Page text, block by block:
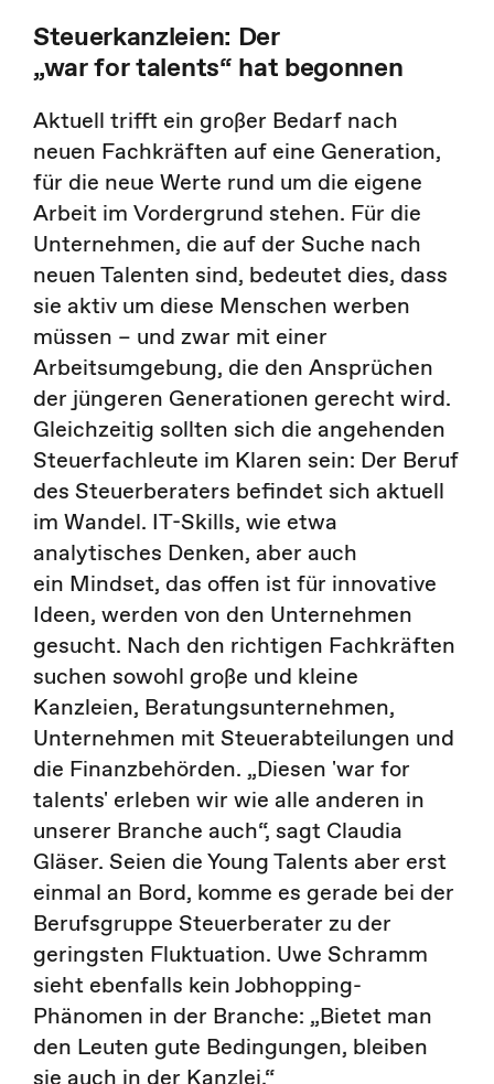
Steuerkanzleien: Der
„war for talents“ hat begonnen
Aktuell trifft ein großer Bedarf nach
neuen Fachkräften auf eine Generation,
für die neue Werte rund um die eigene
Arbeit im Vordergrund stehen. Für die
Unternehmen, die auf der Suche nach
neuen Talenten sind, bedeutet dies, dass
sie aktiv um diese Menschen werben
müssen – und zwar mit einer
Arbeitsumgebung, die den Ansprüchen
der jüngeren Generationen gerecht wird.
Gleichzeitig sollten sich die angehenden
Steuerfachleute im Klaren sein: Der Beruf
des Steuerberaters befindet sich aktuell
im Wandel. IT-Skills, wie etwa
analytisches Denken, aber auch
ein Mindset, das offen ist für innovative
Ideen, werden von den Unternehmen
gesucht. Nach den richtigen Fachkräften
suchen sowohl große und kleine
Kanzleien, Beratungsunternehmen,
Unternehmen mit Steuerabteilungen und
die Finanzbehörden. „Diesen 'war for
talents' erleben wir wie alle anderen in
unserer Branche auch“, sagt Claudia
Gläser. Seien die Young Talents aber erst
einmal an Bord, komme es gerade bei der
Berufsgruppe Steuerberater zu der
geringsten Fluktuation. Uwe Schramm
sieht ebenfalls kein Jobhopping-
Phänomen in der Branche: „Bietet man
den Leuten gute Bedingungen, bleiben
sie auch in der Kanzlei.“